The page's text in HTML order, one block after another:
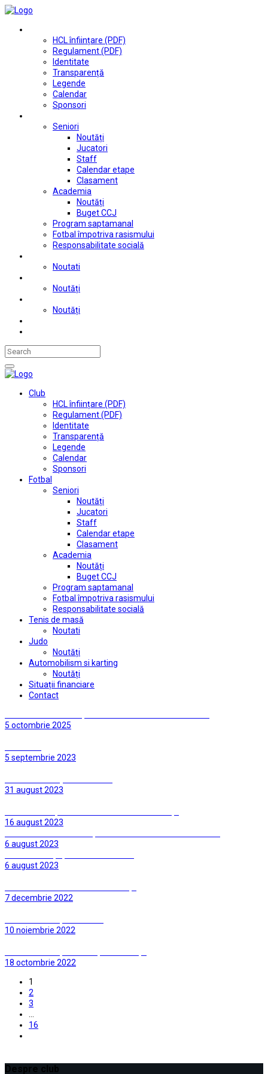
HCL înființare (PDF)
Regulament (PDF)
Identitate
Transparență
Legende
Calendar
Sponsori
Seniori
Noutăți
Jucatori
Staff
Calendar etape
Clasament
Academia
Noutăți
Buget CCJ
Program saptamanal
Fotbal împotriva rasismului
Responsabilitate socială
Noutati
Noutăți
Noutăți
Club
HCL înființare (PDF)
Regulament (PDF)
Identitate
Transparență
Legende
Calendar
Sponsori
Fotbal
Seniori
Noutăți
Jucatori
Staff
Calendar etape
Clasament
Academia
Noutăți
Buget CCJ
Program saptamanal
Fotbal împotriva rasismului
Responsabilitate socială
Tenis de masă
Noutati
Judo
Noutăți
Automobilism si karting
Noutăți
Situații financiare
Contact
5 octombrie 2025
5 septembrie 2023
31 august 2023
16 august 2023
6 august 2023
6 august 2023
7 decembrie 2022
10 noiembrie 2022
18 octombrie 2022
1
2
3
16
Despre club